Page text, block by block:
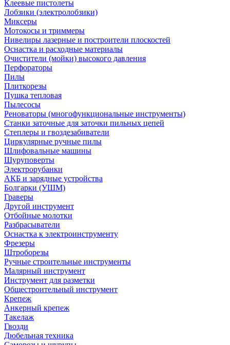
Клеевые пистолеты
Лобзики (электролобзики)
Миксеры
Мотокосы и триммеры
Нивелиры лазерные и построители плоскостей
Оснастка и расходные материалы
Очистители (мойки) высокого давления
Перфораторы
Пилы
Плиткорезы
Пушка тепловая
Пылесосы
Реноваторы (многофункциональные инструменты)
Станки заточные для заточки пильных цепей
Степлеры и гвоздезабиватели
Циркулярные ручные пилы
Шлифовальные машины
Шуруповерты
Электрорубанки
АКБ и зарядные устройства
Болгарки (УШМ)
Граверы
Другой инструмент
Отбойные молотки
Разбрасыватели
Оснастка к электроинструменту
Фрезеры
Штроборезы
Ручные строительные инструменты
Малярный инструмент
Инструмент для разметки
Общестроительный инструмент
Крепеж
Анкерный крепеж
Такелаж
Гвозди
Дюбельная техника